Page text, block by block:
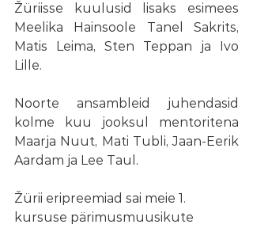
Žüriisse kuulusid lisaks esimees
Meelika Hainsoole Tanel Sakrits,
Matis Leima, Sten Teppan ja Ivo
Lille.
Noorte ansambleid juhendasid
kolme kuu jooksul mentoritena
Maarja Nuut, Mati Tubli, Jaan-Eerik
Aardam ja Lee Taul.
Žürii eripreemiad sai meie 1.
kursuse pärimusmuusikute